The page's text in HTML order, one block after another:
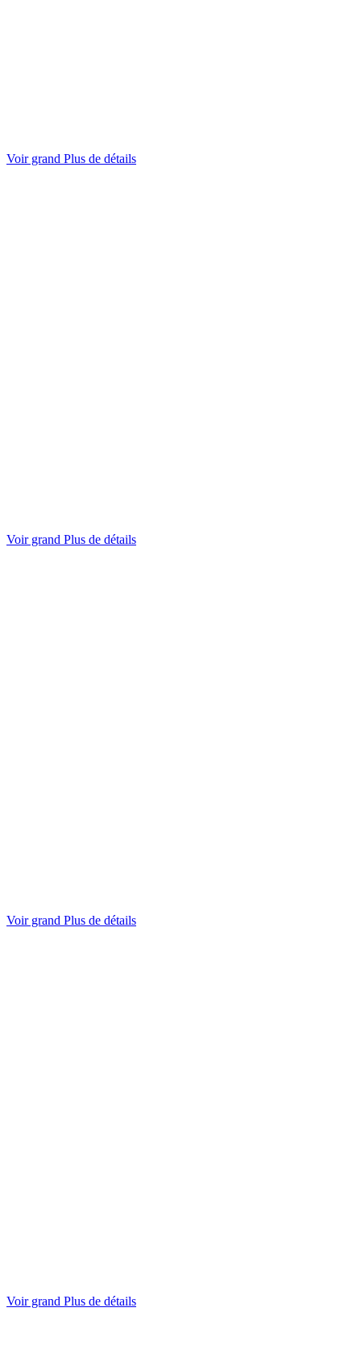
Voir grand Plus de détails
Voir grand Plus de détails
Voir grand Plus de détails
Voir grand Plus de détails